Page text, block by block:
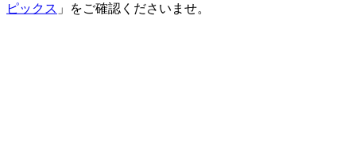
ピックス 」をご確認くださいませ。